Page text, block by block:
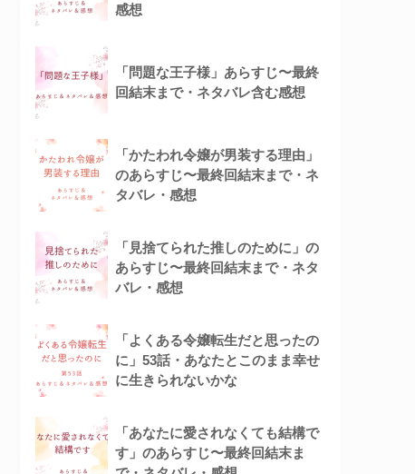
感想
「問題な王子様」あらすじ〜最終
回結末まで・ネタバレ含む感想
「かたわれ令嬢が男装する理由」
のあらすじ〜最終回結末まで・ネ
タバレ・感想
「見捨てられた推しのために」の
あらすじ〜最終回結末まで・ネタ
バレ・感想
「よくある令嬢転生だと思ったの
に」53話・あなたとこのまま幸せ
に生きられないかな
「あなたに愛されなくても結構で
す」のあらすじ〜最終回結末ま